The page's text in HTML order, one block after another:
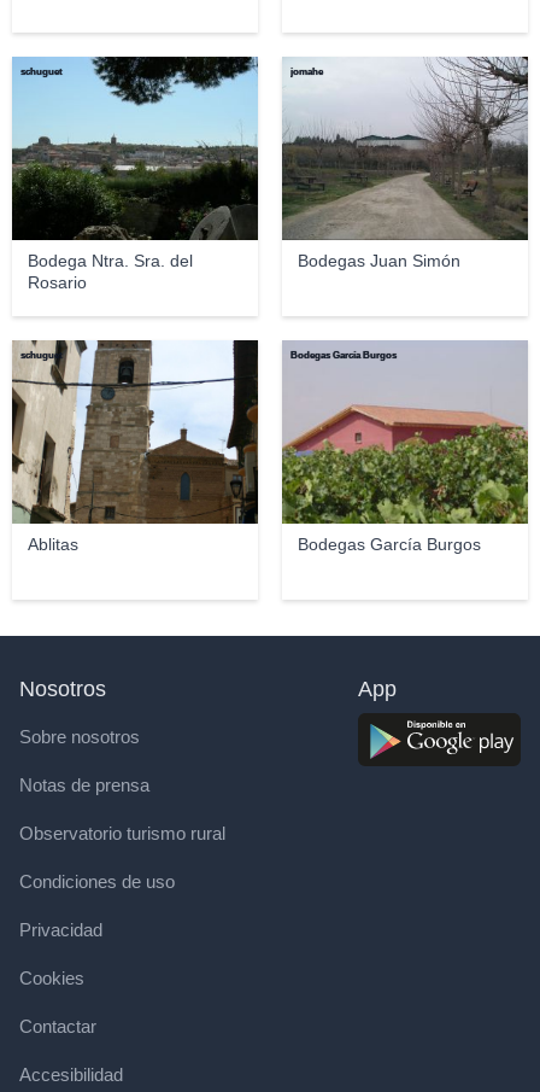
Bodega Ntra. Sra. del
Rosario
schuguet
Bodegas Juan Simón
jomahe
Ablitas
schuguet
Bodegas García Burgos
Bodegas García Burgos
Nosotros
Sobre nosotros
Notas de prensa
Observatorio turismo rural
Condiciones de uso
Privacidad
Cookies
Contactar
Accesibilidad
App